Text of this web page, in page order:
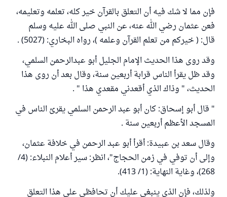
فإن مما لا شك فيه أن التعلق بالقرآن خير كله، تعلمه وتعليمه،
فعن عثمان رضي الله عنه، عن النبي صلى الله عليه وسلم
قال: ( خيركم من تعلم القرآن وعلمه )، رواه البخاري: (5027) .
وقد روى هذا الحديث الإمام الجليل أبو عبدالرحمن السلمي،
وقد ظل يقرأ الناس قرابة أربعين سنة، وقال بعد أن روى هذا
الحديث، " وذاك الذي أقعدني مقعدي هذا " .
" قال أبو إسحاق: كان أبو عبد الرحمن السلمي يقرئ الناس في
المسجد الأعظم أربعين سنة .
وقال سعد بن عبيدة: أقرأ أبو عبد الرحمن في خلافة عثمان،
وإلى أن توفي في زمن الحجاج"، انظر: سير أعلام النبلاء: (4/
268)، وغاية النهاية: (1/ 413).
ولذلك، فإن الذي ينبغي عليك أن تحافظي على هذا التعلق